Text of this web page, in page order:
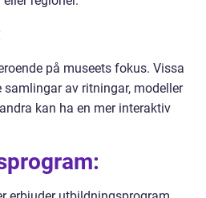
på museets fokus. Vissa
av ritningar, modeller
kan ha en mer interaktiv